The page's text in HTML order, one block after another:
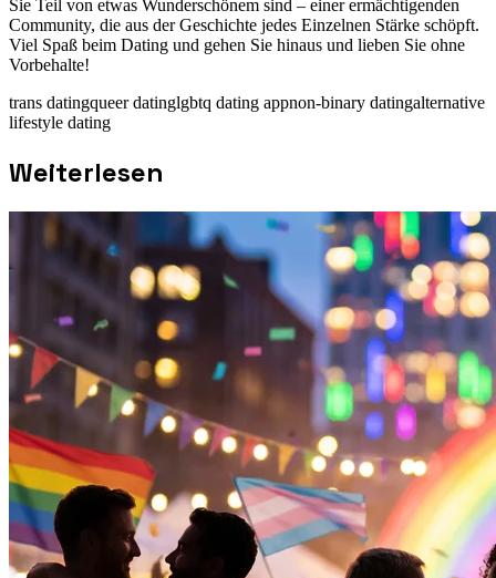
Sie Teil von etwas Wunderschönem sind – einer ermächtigenden
Community, die aus der Geschichte jedes Einzelnen Stärke schöpft.
Viel Spaß beim Dating und gehen Sie hinaus und lieben Sie ohne
Vorbehalte!
trans datingqueer datinglgbtq dating appnon-binary datingalternative
lifestyle dating
Weiterlesen